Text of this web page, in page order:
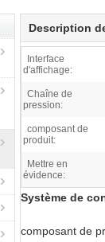
Description
Interface
d'affichage:
Chaîne de
pression:
composant de
produit:
Mettre en
évidence:
Système de
composant de